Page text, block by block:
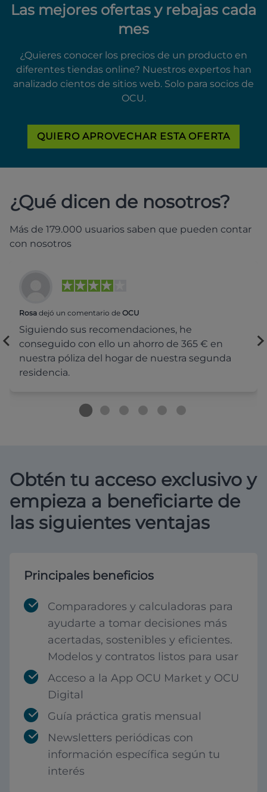
Las mejores ofertas y rebajas cada
mes
¿Quieres conocer los precios de un producto en
diferentes tiendas online? Nuestros expertos han
analizado cientos de sitios web. Solo para socios de
OCU.
QUIERO APROVECHAR ESTA OFERTA
¿Qué dicen de nosotros?
Más de 179.000 usuarios saben que pueden contar
con nosotros
Rosa dejó un comentario de OCU
Siguiendo sus recomendaciones, he
conseguido con ello un ahorro de 365 € en
nuestra póliza del hogar de nuestra segunda
residencia.
Obtén tu acceso exclusivo y
empieza a beneficiarte de
las siguientes ventajas
Principales beneficios
Comparadores y calculadoras para
ayudarte a tomar decisiones más
acertadas, sostenibles y eficientes.
Modelos y contratos listos para usar
Acceso a la App OCU Market y OCU
Digital
Guía práctica gratis mensual
Newsletters periódicas con
información específica según tu
interés